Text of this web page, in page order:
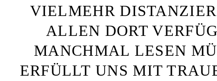
VIELMEHR
ALLEN DORT
MANCHMAL LESEN
ERFÜLLT UNS MIT